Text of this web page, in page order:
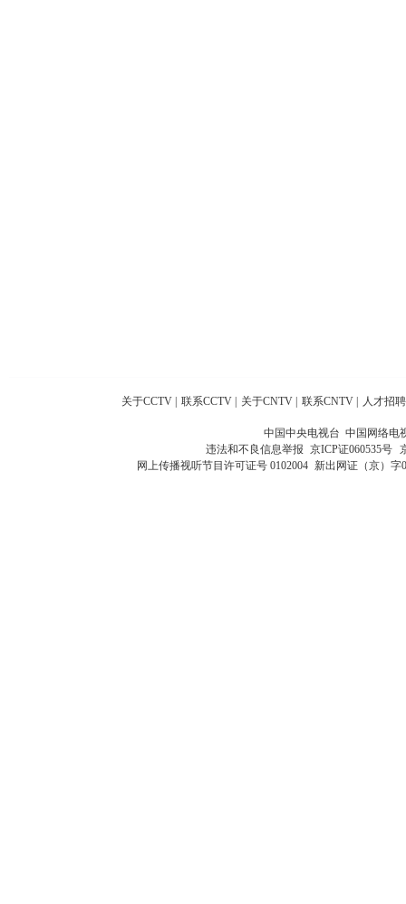
关于CCTV 联系CCTV 关于CNTV 联系CNTV 人才招聘
中国中央电视台 中国网络电
违法和不良信息举报 京ICP证060535号
网上传播视听节目许可证号 0102004 新出网证（京）